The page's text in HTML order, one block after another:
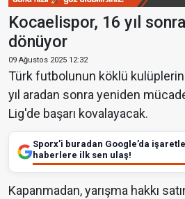
Kocaelispor, 16 yıl
dönüyor
09 Ağustos 2025 12:32
Türk futbolunun köklü
yıl aradan sonra yeniden
Lig'de başarı kovalayacak.
Sporx’i buradan Google’da
haberlere ilk sen ulaş!
Kapanmadan, yarışma hakkı